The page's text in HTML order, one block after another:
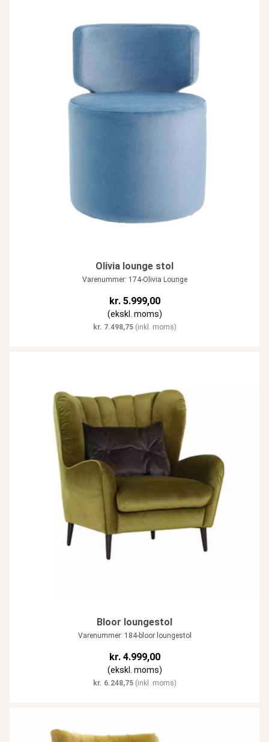
Olivia lounge stol
Varenummer: 174-Olivia Lounge
kr.5.999,00
(ekskl. moms)
kr. 7.498,75(inkl. moms)
Bloor loungestol
Varenummer: 184-bloor loungestol
kr.4.999,00
(ekskl. moms)
kr. 6.248,75(inkl. moms)